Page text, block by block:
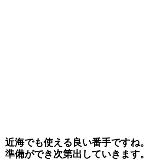
近海でも使える良い番手ですね。
準備ができ次第出していきます。